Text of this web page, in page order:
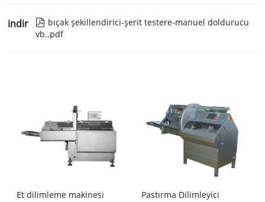
indir  bıçak şekillendirici-şerit testere-manuel doldurucu
vb..pdf
Et dilimleme makinesi Pastırma Dilimleyici